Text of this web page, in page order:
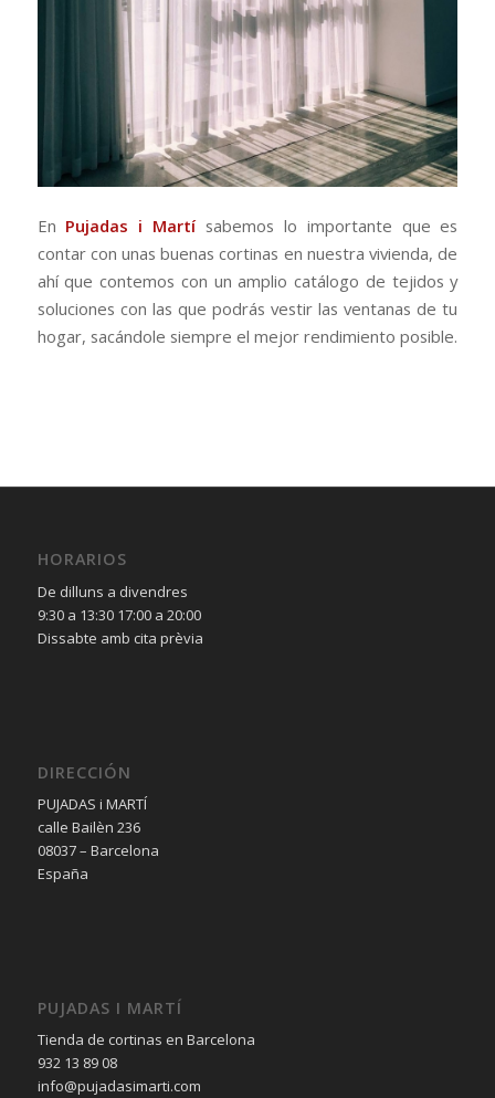
En Pujadas i Martísabemos lo importante que es
contar con unas buenas cortinas en nuestra vivienda, de
ahí que contemos con un amplio catálogo de tejidos y
soluciones con las que podrás vestir las ventanas de tu
hogar, sacándole siempre el mejor rendimiento posible.
HORARIOS
De dilluns a divendres
9:30 a 13:30 17:00 a 20:00
Dissabte amb cita prèvia
DIRECCIÓN
PUJADAS i MARTÍ
calle Bailèn 236
08037 – Barcelona
España
PUJADAS I MARTÍ
Tienda de cortinas en Barcelona
932 13 89 08
info@pujadasimarti.com